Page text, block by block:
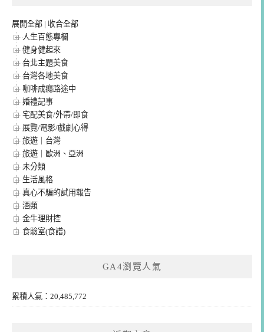
展開全部 | 收合全部
人生百態專欄
健身健起來
台北主題美食
台灣各地美食
咖啡成癮路途中
婚禮記事
宅配美食/外帶/即食
展覽/電影/戲劇心得
旅遊｜台灣
旅遊｜歐洲、亞洲
未分類
生活風格
真心不騙的試用報告
酒類
金牛理財控
食驗室(食譜)
GA4瀏覽人氣
累積人氣：20,485,772